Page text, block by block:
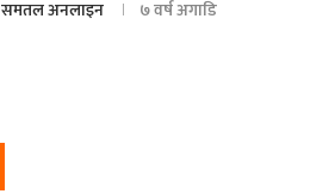
समतल अनलाइन ७ वर्ष अगाडि